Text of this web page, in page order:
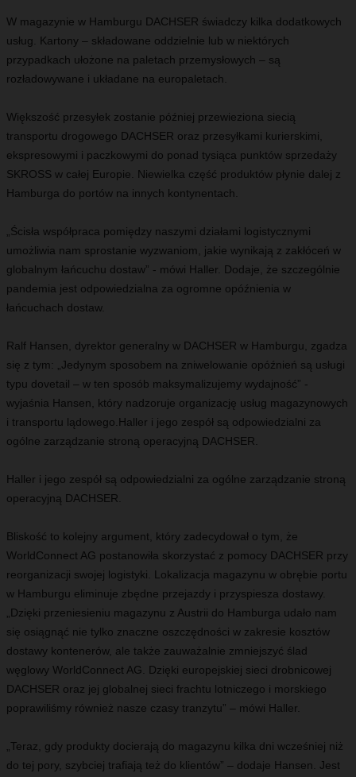
W magazynie w Hamburgu DACHSER świadczy kilka dodatkowych
usług. Kartony – składowane oddzielnie lub w niektórych
przypadkach ułożone na paletach przemysłowych – są
rozładowywane i układane na europaletach.
Większość przesyłek zostanie później przewieziona siecią
transportu drogowego DACHSER oraz przesyłkami kurierskimi,
ekspresowymi i paczkowymi do ponad tysiąca punktów sprzedaży
SKROSS w całej Europie. Niewielka część produktów płynie dalej z
Hamburga do portów na innych kontynentach.
„Ścisła współpraca pomiędzy naszymi działami logistycznymi
umożliwia nam sprostanie wyzwaniom, jakie wynikają z zakłóceń w
globalnym łańcuchu dostaw” - mówi Haller. Dodaje, że szczególnie
pandemia jest odpowiedzialna za ogromne opóźnienia w
łańcuchach dostaw.
Ralf Hansen, dyrektor generalny w DACHSER w Hamburgu, zgadza
się z tym: „Jedynym sposobem na zniwelowanie opóźnień są usługi
typu dovetail – w ten sposób maksymalizujemy wydajność” -
wyjaśnia Hansen, który nadzoruje organizację usług magazynowych
i transportu lądowego. Haller i jego zespół są odpowiedzialni za
ogólne zarządzanie stroną operacyjną DACHSER.
Haller i jego zespół są odpowiedzialni za ogólne zarządzanie stroną
operacyjną DACHSER.
Bliskość to kolejny argument, który zadecydował o tym, że
WorldConnect AG postanowiła skorzystać z pomocy DACHSER przy
reorganizacji swojej logistyki. Lokalizacja magazynu w obrębie portu
w Hamburgu eliminuje zbędne przejazdy i przyspiesza dostawy.
„Dzięki przeniesieniu magazynu z Austrii do Hamburga udało nam
się osiągnąć nie tylko znaczne oszczędności w zakresie kosztów
dostawy kontenerów, ale także zauważalnie zmniejszyć ślad
węglowy WorldConnect AG. Dzięki europejskiej sieci drobnicowej
DACHSER oraz jej globalnej sieci frachtu lotniczego i morskiego
poprawiliśmy również nasze czasy tranzytu” – mówi Haller.
„Teraz, gdy produkty docierają do magazynu kilka dni wcześniej niż
do tej pory, szybciej trafiają też do klientów” – dodaje Hansen. Jest